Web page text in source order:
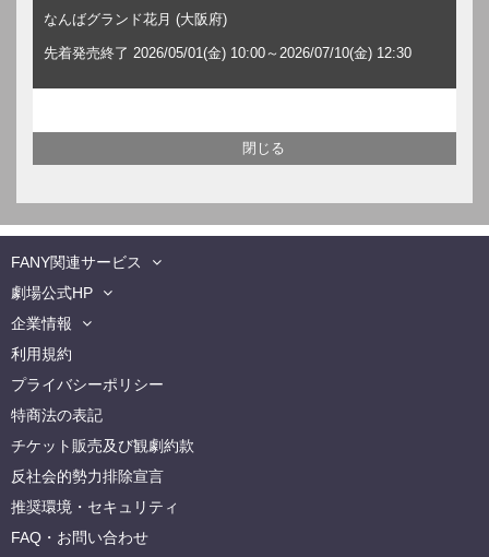
なんばグランド花月 (大阪府)
先着発売終了 2026/05/01(金) 10:00～2026/07/10(金) 12:30
FANY関連サービス
劇場公式HP
企業情報
利用規約
プライバシーポリシー
特商法の表記
チケット販売及び観劇約款
反社会的勢力排除宣言
推奨環境・セキュリティ
FAQ・お問い合わせ